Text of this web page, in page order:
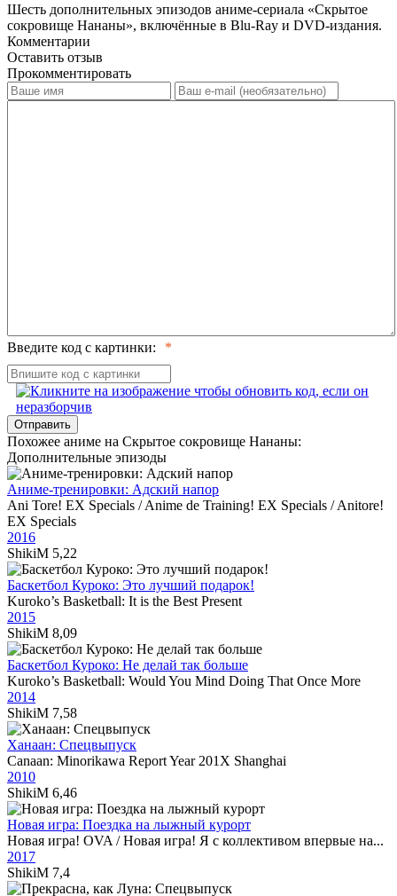
Шесть дополнительных эпизодов аниме-сериала «Скрытое
сокровище Нананы», включённые в Blu-Ray и DVD-издания.
Комментарии
Оставить отзыв
Прокомментировать
Введите код с картинки:
Отправить
Похожее аниме на Скрытое сокровище Нананы:
Дополнительные эпизоды
Аниме-тренировки: Адский напор
Ani Tore! EX Specials / Anime de Training! EX Specials / Anitore!
EX Specials
2016
ShikiM 5,22
Баскетбол Куроко: Это лучший подарок!
Kuroko’s Basketball: It is the Best Present
2015
ShikiM 8,09
Баскетбол Куроко: Не делай так больше
Kuroko’s Basketball: Would You Mind Doing That Once More
2014
ShikiM 7,58
Ханаан: Спецвыпуск
Canaan: Minorikawa Report Year 201X Shanghai
2010
ShikiM 6,46
Новая игра: Поездка на лыжный курорт
Новая игра! OVA / Новая игра! Я с коллективом впервые на...
2017
ShikiM 7,4